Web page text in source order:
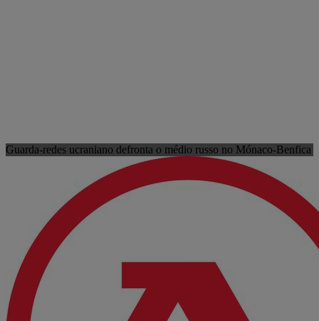
Guarda-redes ucraniano defronta o médio russo no Mónaco-Benfica